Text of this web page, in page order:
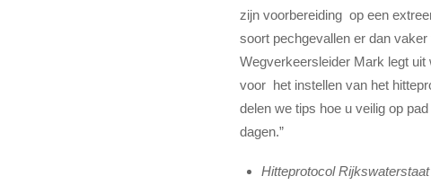
zijn voorbereiding op een
soort pechgevallen er dan
Wegverkeersleider Mark legt uit
voor het instellen van het
delen we tips hoe u veilig op
dagen.”
Hitteprotocol